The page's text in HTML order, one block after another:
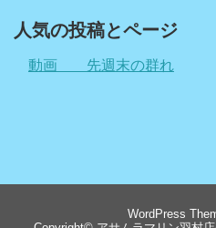
人気の投稿とページ
動画 先週末の群れ
WordPress